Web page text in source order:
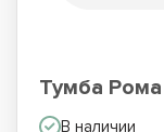
Тумба Рома
В наличии